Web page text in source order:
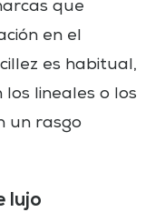
que
en el
es habitual,
lineales o los
un rasgo
lujo